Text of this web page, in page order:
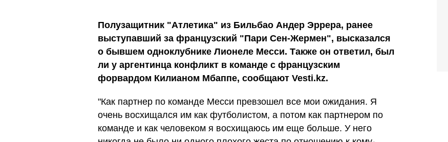
Полузащитник "Атлетика" из Бильбао Андер Эррера, ранее
выступавший за французский "Пари Сен-Жермен", высказался
о бывшем одноклубнике Лионеле Месси. Также он ответил, был
ли у аргентинца конфликт в команде с французским
форвардом Килианом Мбаппе, сообщают Vesti.kz.
"Как партнер по команде Месси превзошел все мои ожидания. Я
очень восхищался им как футболистом, а потом как партнером по
команде и как человеком я восхищаюсь им еще больше. У него